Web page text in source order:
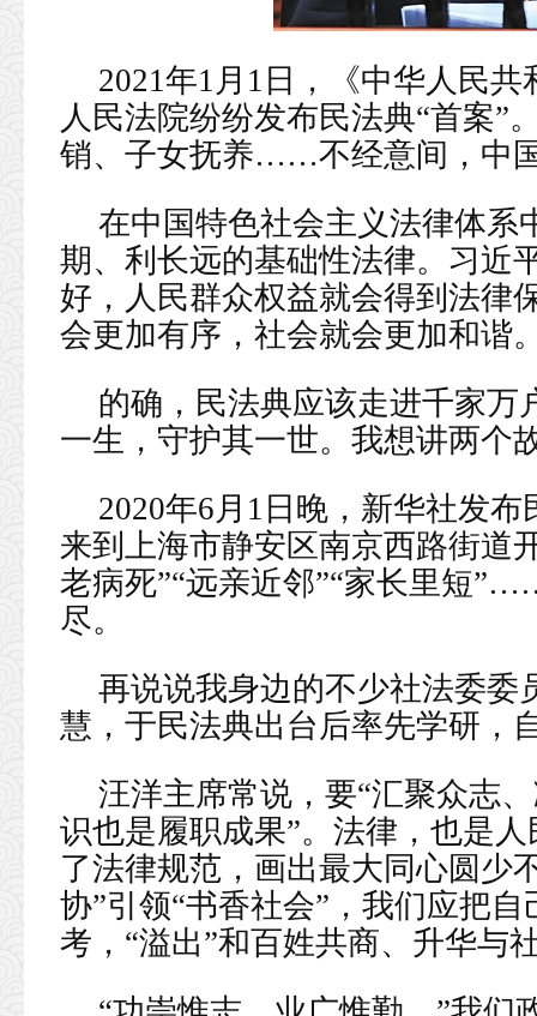
2021年1月1日，《中华人民
人民法院纷纷发布民法典“首案”
销、子女抚养……不经意间，中
在中国特色社会主义法律体系
期、利长远的基础性法律。习近
好，人民群众权益就会得到法律
会更加有序，社会就会更加和谐
的确，民法典应该走进千家万
一生，守护其一世。我想讲两个
2020年6月1日晚，新华社发
来到上海市静安区南京西路街道
老病死”“远亲近邻”“家长里短
尽。
再说说我身边的不少社法委委
慧，于民法典出台后率先学研，
汪洋主席常说，要“汇聚众志
识也是履职成果”。法律，也是
了法律规范，画出最大同心圆少
协”引领“书香社会”，我们应把
考，“溢出”和百姓共商、升华与